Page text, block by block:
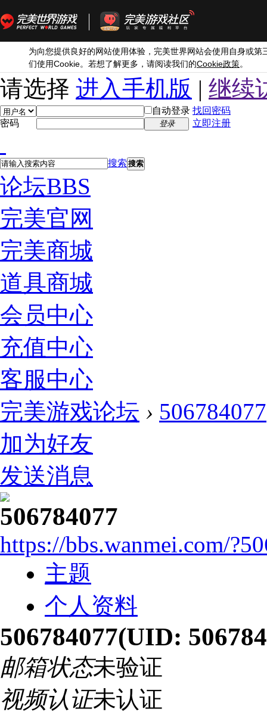
为向您提供良好的网站使用体验，完美世界网站会使用自身或第
们使用Cookie。若想了解更多，请阅读我们的Cookie政策。
请选择 进入手机版 | 继续
自动登录 找回密码
密码
登录 立即注册
搜索 搜索
论坛BBS
完美官网
完美商城
道具商城
会员中心
充值中心
客服中心
完美游戏论坛 › 506784077
加为好友
发送消息
506784077
https://bbs.wanmei.com/
主题
个人资料
506784077(UID:
邮箱状态未验证
视频认证未认证